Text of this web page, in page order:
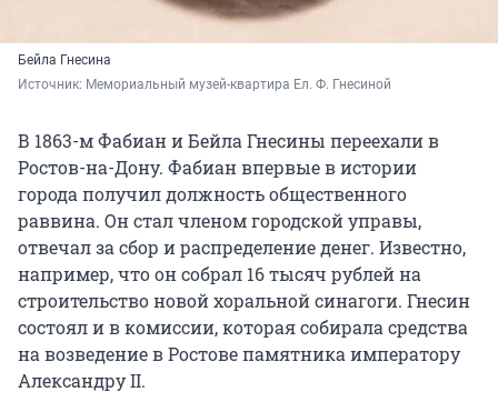
Бейла Гнесина
Источник: Мемориальный музей-квартира Ел. Ф. Гнесиной
В 1863-м Фабиан и Бейла Гнесины переехали в
Ростов-на-Дону. Фабиан впервые в истории
города получил должность общественного
раввина. Он стал членом городской управы,
отвечал за сбор и распределение денег. Известно,
например, что он собрал 16 тысяч рублей на
строительство новой хоральной синагоги. Гнесин
состоял и в комиссии, которая собирала средства
на возведение в Ростове памятника императору
Александру II.